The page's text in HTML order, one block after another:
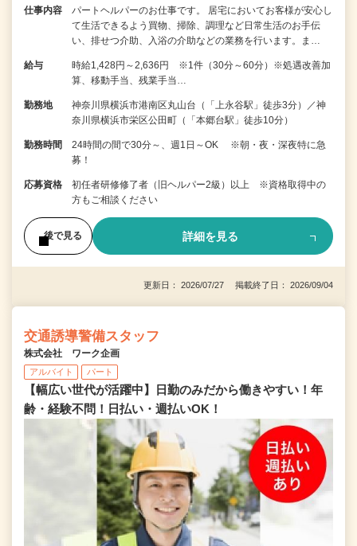
仕事内容
パートヘルパーのお仕事です。 居宅においてお客様が安心し
て生活できるよう買物、掃除、調理など日常生活のお手伝
い、排せつ介助、入浴の介助などの業務を行います。ま…
給与
時給1,428円～2,636円 ※1件（30分～60分）※処遇改善加
算、移動手当、残業手当…
勤務地
神奈川県横浜市港南区丸山台（「上永谷駅」徒歩3分）／神
奈川県横浜市栄区公田町（「本郷台駅」徒歩10分）
勤務時間
24時間の間で30分～、週1日～OK ※朝・夜・深夜特に急
募！
応募資格
初任者研修修了者（旧ヘルパー2級）以上 ※資格取得中の
方もご相談ください
後で見る 詳細を見る
更新日： 2026/07/27 掲載終了日： 2026/09/04
交通誘導警備スタッフ
株式会社 ワーク企画
アルバイト パート
【幅広い世代が活躍中】日勤のみだから働きやすい！年
齢・経験不問！日払い・週払いOK！